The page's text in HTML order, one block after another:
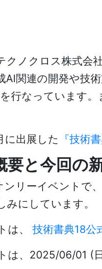
クノクロス株式会
AI関連の開発や技
行なっています
に出展した 『技術
要と今回の
ンリーイベントで
みにしています。
は、 技術書典18公
は、2025/06/01 (